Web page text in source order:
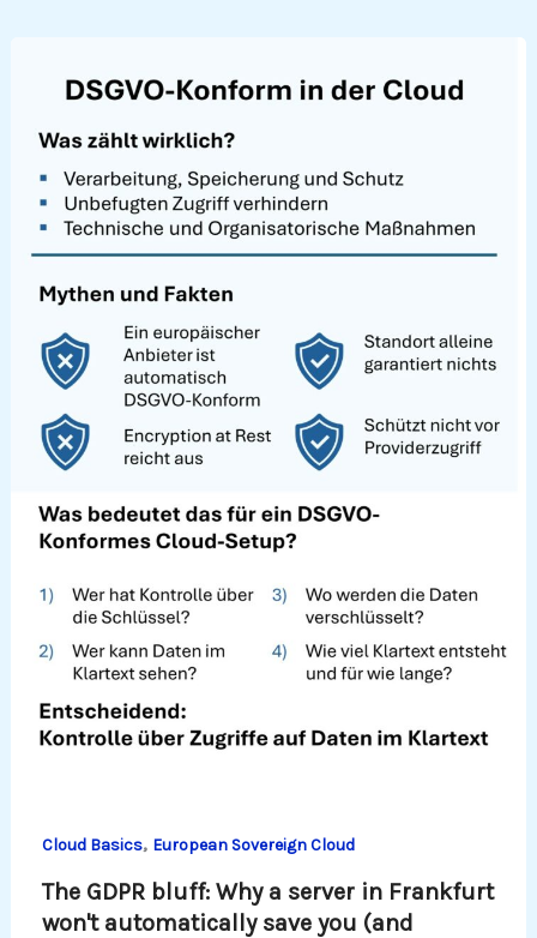
Cloud Basics, European Sovereign Cloud
The GDPR bluff: Why a server in Frankfurt
won't automatically save you (and